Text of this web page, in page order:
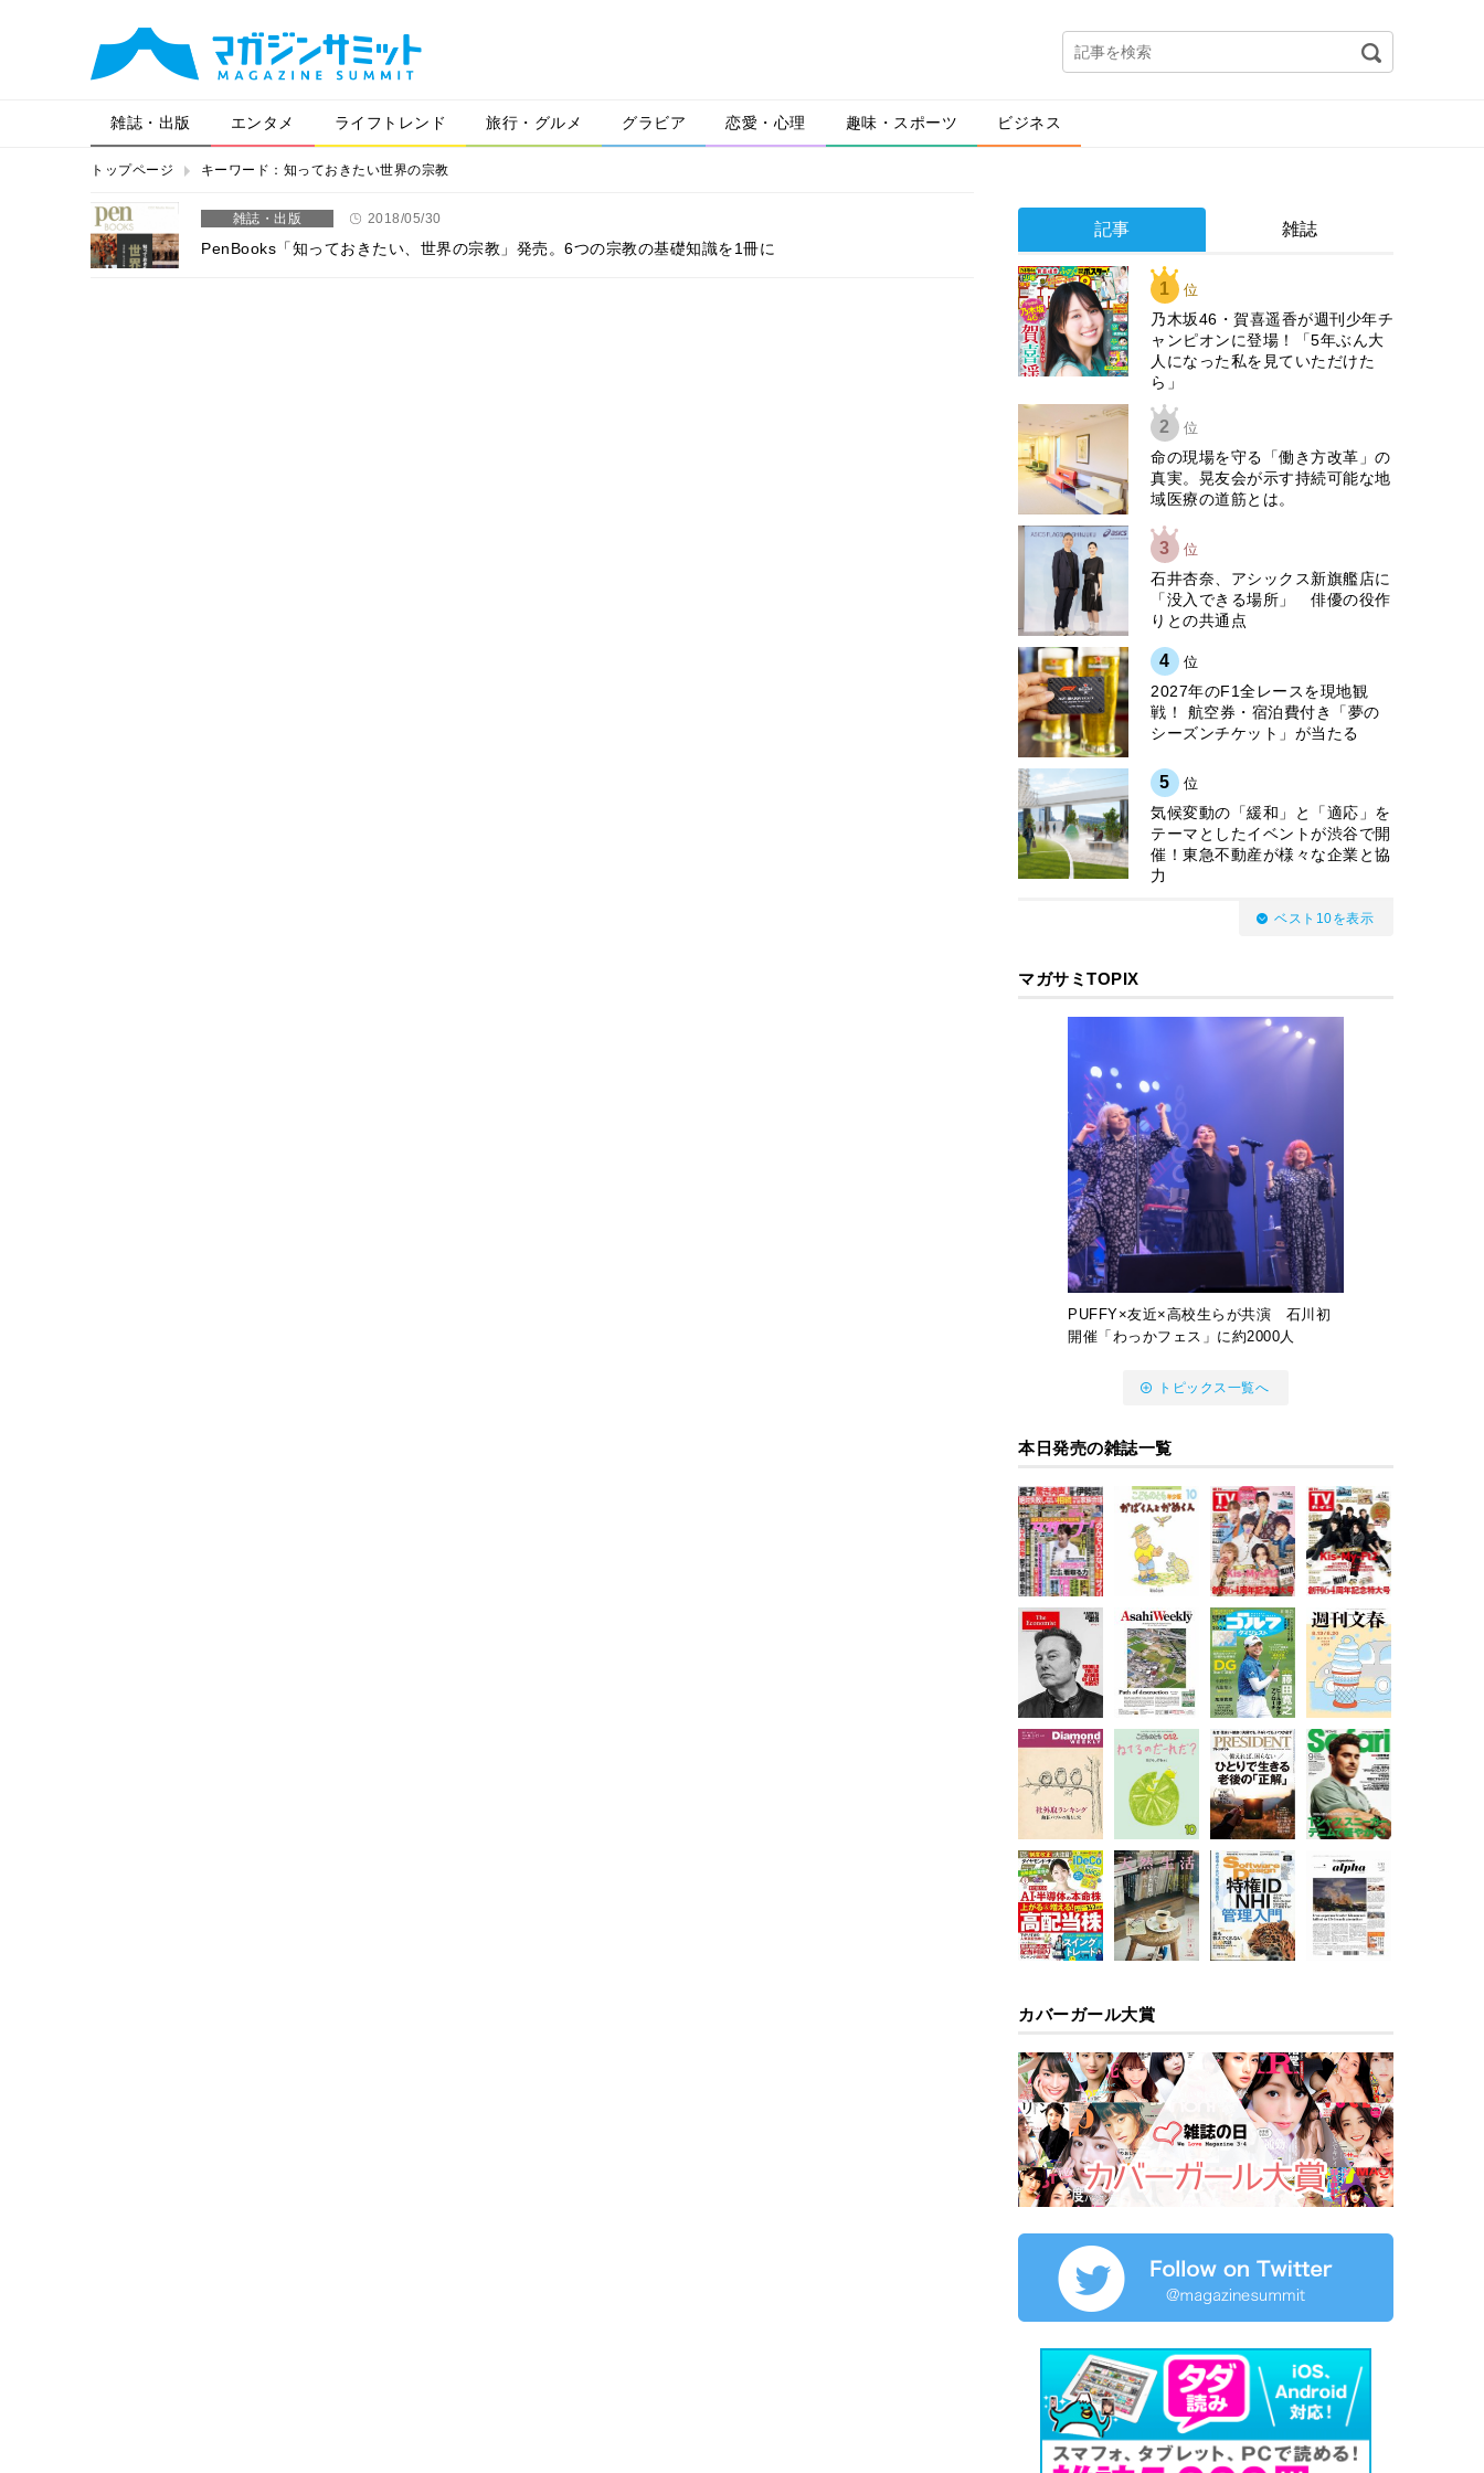
雑誌・出版 エンタメ ライフトレンド 旅行・グルメ グラビア 恋愛・心理 趣味・スポーツ ビジネス
トップページ キーワード：知っておきたい世界の宗教
雑誌・出版 2018/05/30
PenBooks「知っておきたい、世界の宗教」発売。6つの宗教の基礎知識を1冊に
記事 雑誌
1 位
乃木坂46・賀喜遥香が週刊少年チ
ャンピオンに登場！「5年ぶん大
人になった私を見ていただけた
ら」
2 位
​命の現場を守る「働き方改革」の
真実。晃友会が示す持続可能な地
域医療の道筋とは。
3 位
石井杏奈、アシックス新旗艦店に
「没入できる場所」 俳優の役作
りとの共通点
4 位
2027年のF1全レースを現地観
戦！ 航空券・宿泊費付き「夢の
シーズンチケット」が当たる
5 位
気候変動の「緩和」と「適応」を
テーマとしたイベントが渋谷で開
催！東急不動産が様々な企業と協
力
ベスト10を表示
マガサミTOPIX
PUFFY×友近×高校生らが共演 石川初
開催「わっかフェス」に約2000人
トピックス一覧へ
本日発売の雑誌一覧
カバーガール大賞